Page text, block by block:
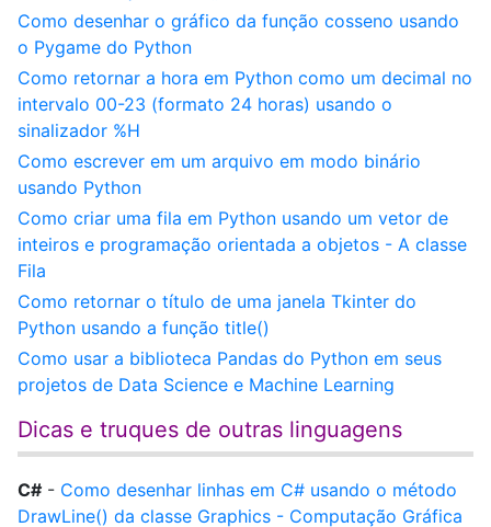
Como desenhar o gráfico da função cosseno usando
o Pygame do Python
Como retornar a hora em Python como um decimal no
intervalo 00-23 (formato 24 horas) usando o
sinalizador %H
Como escrever em um arquivo em modo binário
usando Python
Como criar uma fila em Python usando um vetor de
inteiros e programação orientada a objetos - A classe
Fila
Como retornar o título de uma janela Tkinter do
Python usando a função title()
Como usar a biblioteca Pandas do Python em seus
projetos de Data Science e Machine Learning
Dicas e truques de outras linguagens
C# - Como desenhar linhas em C# usando o método
DrawLine() da classe Graphics - Computação Gráfica